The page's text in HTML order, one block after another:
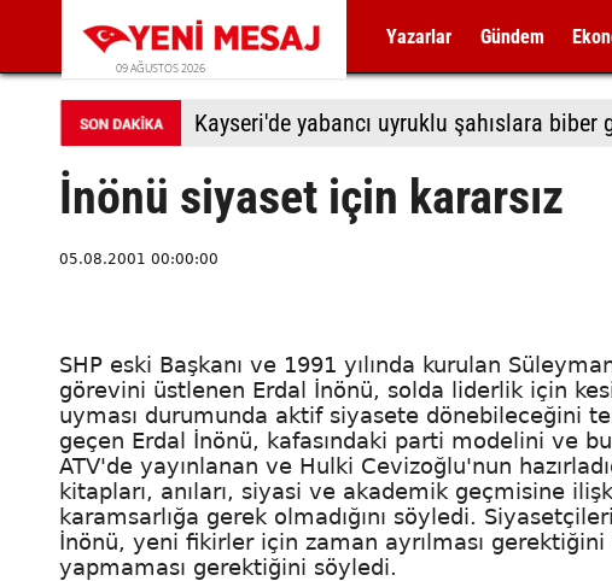
09 AĞUSTOS 2026
Yazarlar Gündem
Kayseri'de yabancı uyruklu şahıslara biber
İnönü siyaset için kararsız
05.08.2001 00:00:00
SHP eski Başkanı ve 1991 yılında kurulan
görevini üstlenen Erdal İnönü, solda liderlik için
uyması durumunda aktif siyasete dönebileceğini
geçen Erdal İnönü, kafasındaki parti modelini ve
ATV'de yayınlanan ve Hulki Cevizoğlu'nun
kitapları, anıları, siyasi ve akademik geçmisine
karamsarlığa gerek olmadığını söyledi.
İnönü, yeni fikirler için zaman ayrılması
yapmaması gerektiğini söyledi.